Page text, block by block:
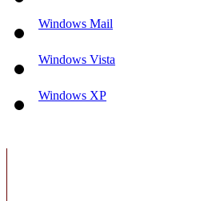
Windows Mail
Windows Vista
Windows XP